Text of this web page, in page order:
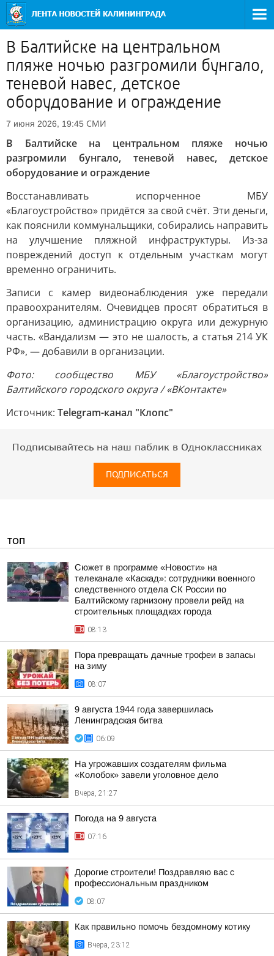
В Балтийске на центральном
пляже ночью разгромили бунгало,
теневой навес, детское
оборудование и ограждение
7 июня 2026, 19:45 СМИ
В Балтийске на центральном пляже ночью
разгромили бунгало, теневой навес, детское
оборудование и ограждение
Восстанавливать испорченное МБУ
«Благоустройство» придётся за свой счёт. Эти деньги,
как пояснили коммунальщики, собирались направить
на улучшение пляжной инфраструктуры. Из-за
повреждений доступ к отдельным участкам могут
временно ограничить.
Записи с камер видеонаблюдения уже передали
правоохранителям. Очевидцев просят обратиться в
организацию, администрацию округа или дежурную
часть. «Вандализм — это не шалость, а статья 214 УК
РФ», — добавили в организации.
Фото: сообщество МБУ «Благоустройство»
Балтийского городского округа / «ВКонтакте»
Источник: Telegram-канал "Клопс"
Подписывайтесь на наш паблик в Одноклассниках
ПОДПИСАТЬСЯ
ТОП
Сюжет в программе «Новости» на
телеканале «Каскад»: сотрудники военного
следственного отдела СК России по
Балтийскому гарнизону провели рейд на
строительных площадках города
08:13
Пора превращать дачные трофеи в запасы
на зиму
08:07
9 августа 1944 года завершилась
Ленинградская битва
06:09
На угрожавших создателям фильма
«Колобок» завели уголовное дело
Вчера, 21:27
Погода на 9 августа
07:16
Дорогие строители! Поздравляю вас с
профессиональным праздником
08:07
Как правильно помочь бездомному котику
Вчера, 23:12